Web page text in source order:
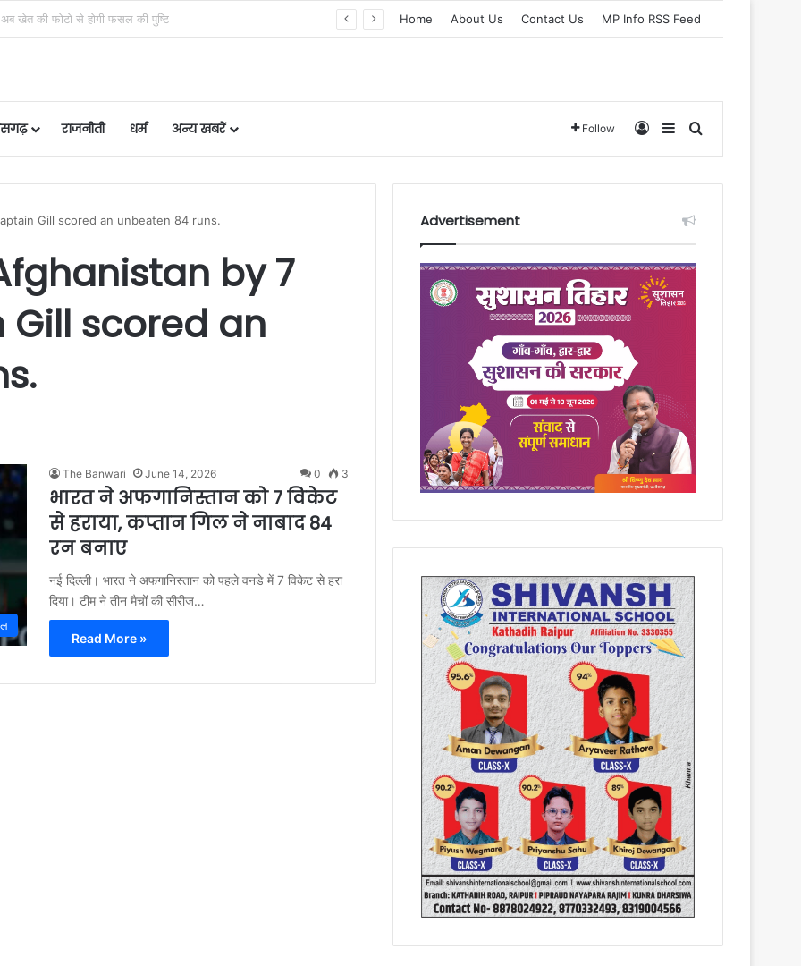
ऐसे चेक करें भुगतान स्टेटस Home About Us Contact Us MP Info RSS Feed
राजनीती धर्म अन्य खबरें Follow Log InSidebarSearch for
Gill scored an unbeaten 84 runs.
by 7
scored an
The Banwari June 14, 2026 0 3
भारत ने अफगानिस्तान को 7 विकेट
से हराया, कप्तान गिल ने नाबाद 84
रन बनाए
नई दिल्ली। भारत ने अफगानिस्तान को पहले वनडे में 7 विकेट से हरा
दिया। टीम ने तीन मैचों की सीरीज…
Read More »
Advertisement